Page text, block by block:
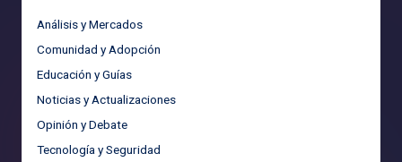
Análisis y Mercados
Comunidad y Adopción
Educación y Guías
Noticias y Actualizaciones
Opinión y Debate
Tecnología y Seguridad